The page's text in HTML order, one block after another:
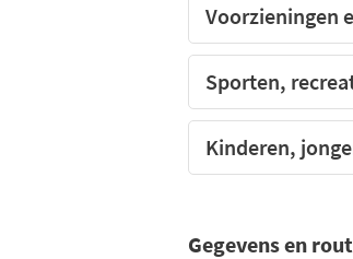
Voorzieningen
Sporten,
Kinderen,
Gegevens en